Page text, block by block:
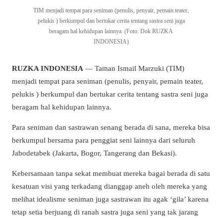
TIM menjadi tempat para seniman (penulis, penyair, pemain teater,
pelukis ) berkumpul dan bertukar cerita tentang sastra seni juga
beragam hal kehidupan lainnya. (Foto: Dok RUZKA
INDONESIA)
RUZKA INDONESIA — Taman Ismail Marzuki (TIM)
menjadi tempat para seniman (penulis, penyair, pemain teater,
pelukis ) berkumpul dan bertukar cerita tentang sastra seni juga
beragam hal kehidupan lainnya.
Para seniman dan sastrawan senang berada di sana, mereka bisa
berkumpul bersama para penggiat seni lainnya dari seluruh
Jabodetabek (Jakarta, Bogor, Tangerang dan Bekasi).
Kebersamaan tanpa sekat membuat mereka bagai berada di satu
kesatuan visi yang terkadang dianggap aneh oleh mereka yang
melihat idealisme seniman juga sastrawan itu agak ‘gila’ karena
tetap setia berjuang di ranah sastra juga seni yang tak jarang